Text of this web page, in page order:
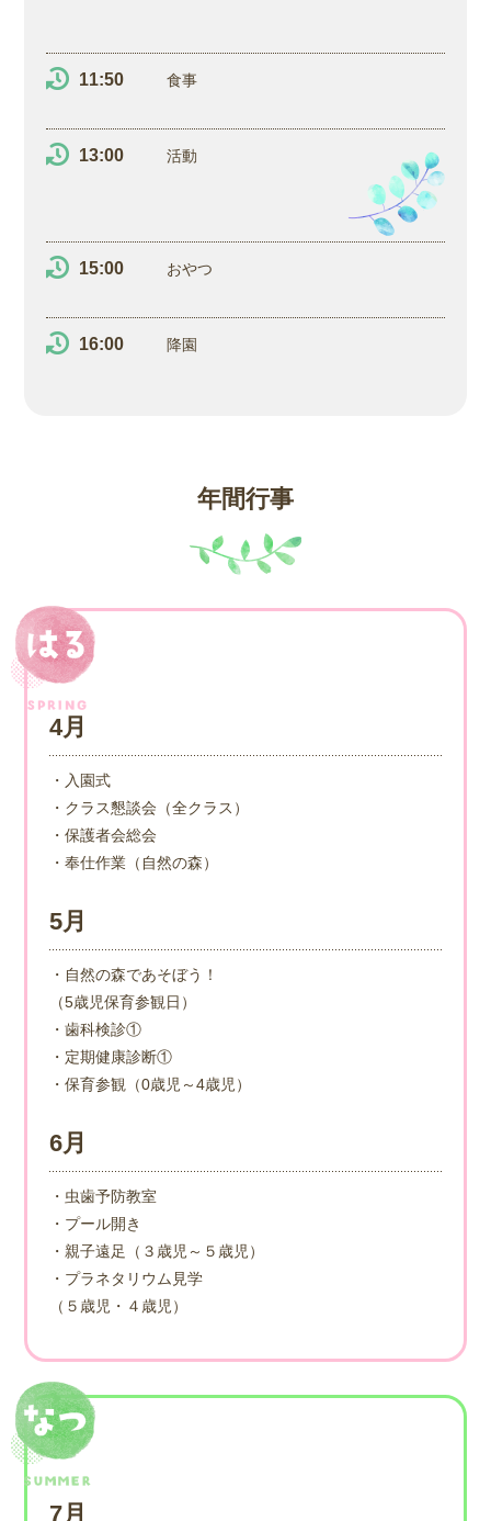
11:50 食事
13:00 活動
15:00 おやつ
16:00 降園
年間行事
4月
・入園式
・クラス懇談会（全クラス）
・保護者会総会
・奉仕作業（自然の森）
5月
・自然の森であそぼう！
（5歳児保育参観日）
・歯科検診①
・定期健康診断①
・保育参観（0歳児～4歳児）
6月
・虫歯予防教室
・プール開き
・親子遠足（３歳児～５歳児）
・プラネタリウム見学
（５歳児・４歳児）
7月